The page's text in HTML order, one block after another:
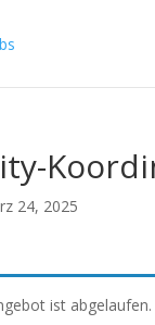
24, 2025
ist abgelaufen.